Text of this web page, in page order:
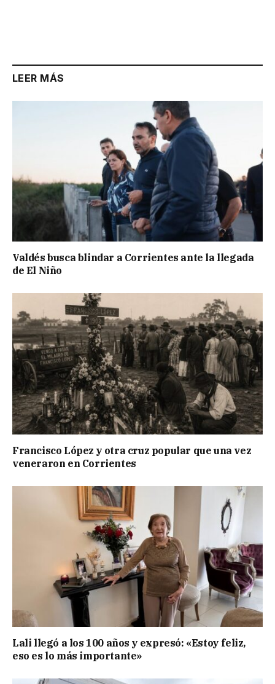
LEER MÁS
Valdés busca blindar a Corrientes ante la llegada
de El Niño
Francisco López y otra cruz popular que una vez
veneraron en Corrientes
Lali llegó a los 100 años y expresó: «Estoy feliz,
eso es lo más importante»